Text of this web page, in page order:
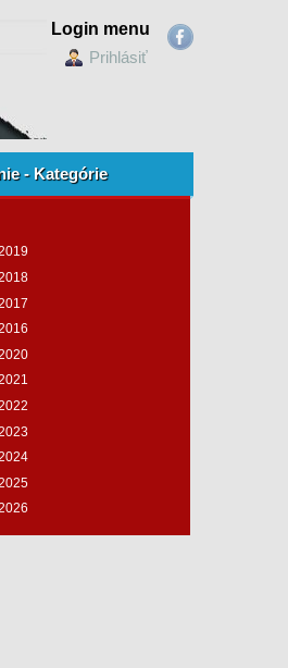
Login menu
Prihlásiť
- Kategórie